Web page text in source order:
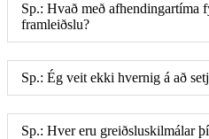
Sp.: Hvað með afhendingartíma
framleiðslu?
Sp.: Ég veit ekki hvernig á að
Sp.: Hver eru greiðsluskilmálar